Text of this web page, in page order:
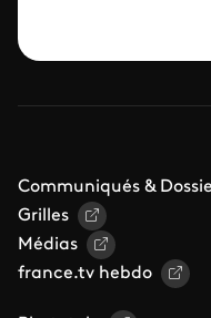
Communiqués &
Grilles
Médias
france.tv hebdo